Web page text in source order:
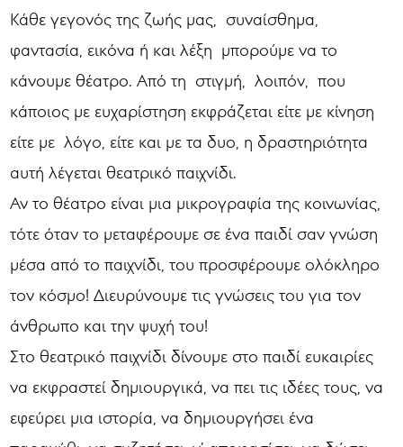
Κάθε γεγονός της ζωής μας, συναίσθημα,
φαντασία, εικόνα ή και λέξη μπορούμε να το
κάνουμε θέατρο. Από τη στιγμή, λοιπόν, που
κάποιος με ευχαρίστηση εκφράζεται είτε με κίνηση
είτε με λόγο, είτε και με τα δυο, η δραστηριότητα
αυτή λέγεται θεατρικό παιχνίδι.
Αν το θέατρο είναι μια μικρογραφία της κοινωνίας,
τότε όταν το μεταφέρουμε σε ένα παιδί σαν γνώση
μέσα από το παιχνίδι, του προσφέρουμε ολόκληρο
τον κόσμο! Διευρύνουμε τις γνώσεις του για τον
άνθρωπο και την ψυχή του!
Στο θεατρικό παιχνίδι δίνουμε στο παιδί ευκαιρίες
να εκφραστεί δημιουργικά, να πει τις ιδέες τους, να
εφεύρει μια ιστορία, να δημιουργήσει ένα